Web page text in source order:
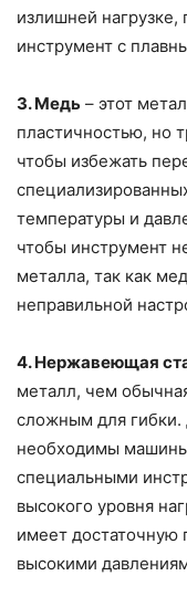
излишней
инструмент с
3. Медь – этот
пластичностью, но
чтобы избежать
температуры и
чтобы инструмент
металла, так как
неправильной
4. Нержавеющая
металл, чем
сложным для гибки.
необходимы
специальными
высокого уровня
имеет достаточную
высокими